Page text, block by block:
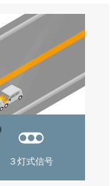
３灯式信号